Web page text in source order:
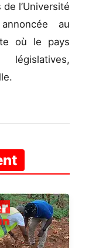
l’Université
au
où le pays